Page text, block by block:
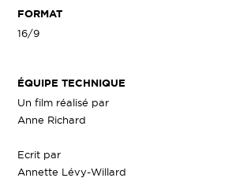
FORMAT
16/9
ÉQUIPE TECHNIQUE
Un film réalisé par
Anne Richard
Ecrit par
Annette Lévy-Willard